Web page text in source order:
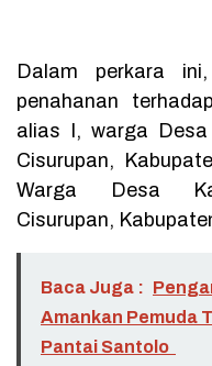
Dalam perkara
penahanan
alias I, warga
Cisurupan,
Warga Desa
Cisurupan,
Baca Juga :
Amankan Pemuda
Pantai Santolo